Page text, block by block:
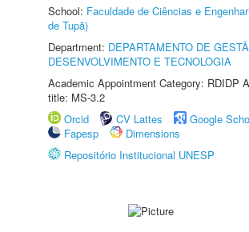
School: Faculdade de Ciências e
de Tupã)
Department: DEPARTAMENTO DE
DESENVOLVIMENTO E TECNOLOGIA
Academic Appointment Category: RDIDP
title: MS-3.2
Orcid
CV Lattes
Google
Fapesp
Dimensions
Repositório Institucional UNESP